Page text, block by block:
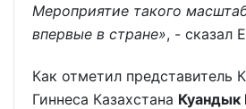
Мероприятие такого
впервые в стране», - сказал
Как отметил представитель
Гиннеса Казахстана Куандык